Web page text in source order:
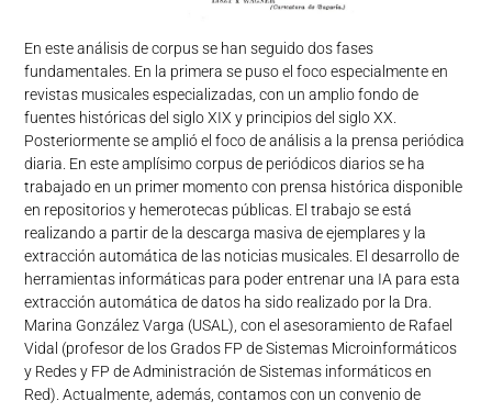
En este análisis de corpus se han seguido dos fases
fundamentales. En la primera se puso el foco especialmente en
revistas musicales especializadas, con un amplio fondo de
fuentes históricas del siglo XIX y principios del siglo XX.
Posteriormente se amplió el foco de análisis a la prensa periódica
diaria. En este amplísimo corpus de periódicos diarios se ha
trabajado en un primer momento con prensa histórica disponible
en repositorios y hemerotecas públicas. El trabajo se está
realizando a partir de la descarga masiva de ejemplares y la
extracción automática de las noticias musicales. El desarrollo de
herramientas informáticas para poder entrenar una IA para esta
extracción automática de datos ha sido realizado por la Dra.
Marina González Varga (USAL), con el asesoramiento de Rafael
Vidal (profesor de los Grados FP de Sistemas Microinformáticos
y Redes y FP de Administración de Sistemas informáticos en
Red). Actualmente, además, contamos con un convenio de